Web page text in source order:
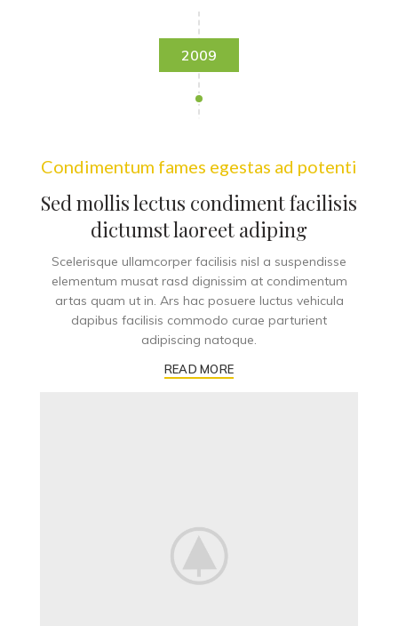
2009
Condimentum fames egestas ad potenti
Sed mollis lectus condiment facilisis
dictumst laoreet adiping
Scelerisque ullamcorper facilisis nisl a suspendisse
elementum musat rasd dignissim at condimentum
artas quam ut in. Ars hac posuere luctus vehicula
dapibus facilisis commodo curae parturient
adipiscing natoque.
READ MORE